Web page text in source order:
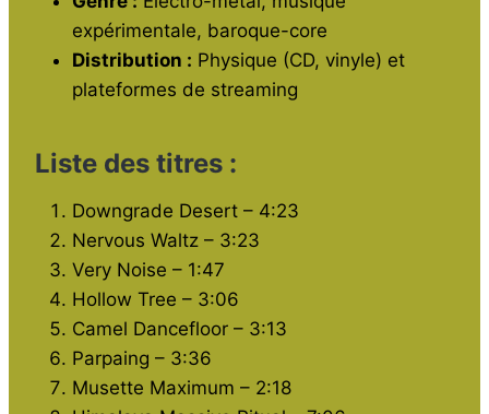
expérimentale, baroque-core
Distribution : Physique (CD, vinyle) et
plateformes de streaming
Liste des titres :
Downgrade Desert – 4:23
Nervous Waltz – 3:23
Very Noise – 1:47
Hollow Tree – 3:06
Camel Dancefloor – 3:13
Parpaing – 3:36
Musette Maximum – 2:18